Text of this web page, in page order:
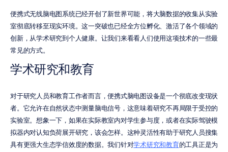
便携式无线脑电图系统已经开创了新世界可能，将大脑数据的收集从实验
室彻底转移至现实环境。这一突破也已经全方位孵化、激活了各个领域的
创新，从学术研究到个人健康。让我们来看看人们使用这项技术的一些最
常见的方式。
学术研究和教育
对于研究人员和教育工作者而言，便携式脑电图设备是一个彻底改变现状
者。它允许在自然状态中测量脑电信号，这意味着研究不再局限于受控的
实验室。想象一下，如果在实际教室内对学生参与度，或者在实际驾驶模
拟器内对认知负荷展开研究，该会怎样。这种灵活性有助于研究人员搜集
具有更强大生态学信效度的数据。我们针对学术研究和教育的工具正是为